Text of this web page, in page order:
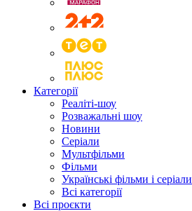
Категорії
Реаліті-шоу
Розважальні шоу
Новини
Серіали
Мультфільми
Фільми
Українські фільми і серіали
Всі категорії
Всі проєкти